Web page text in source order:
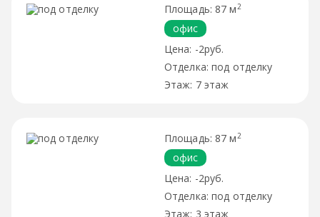
87 м 2
офис
-2руб.
под отделку
7 этаж
87 м 2
офис
-2руб.
под отделку
3 этаж